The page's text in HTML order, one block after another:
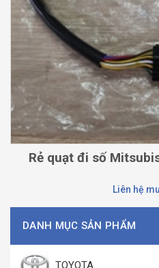
Rẻ quạt đi số
Liên hệ
DANH MỤC SẢN PHẨM
TOYOTA